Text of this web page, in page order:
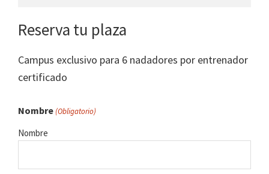
Reserva tu plaza
Campus exclusivo para 6 nadadores por entrenador
certificado
Nombre(Obligatorio)
Nombre